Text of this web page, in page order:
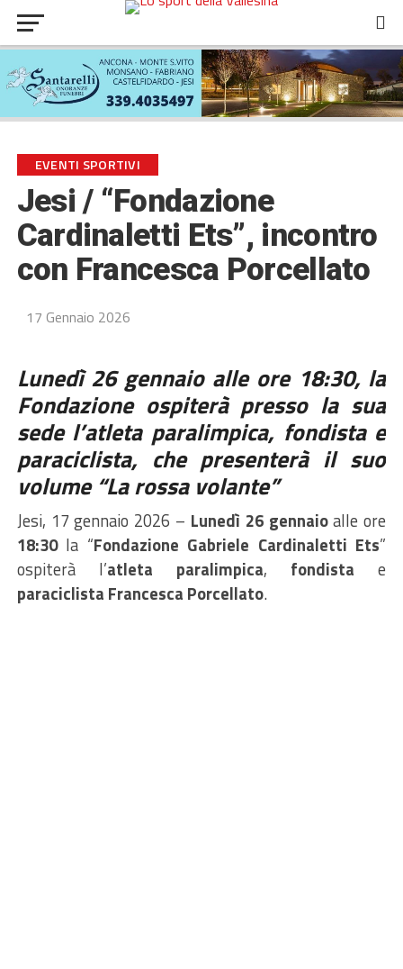
EVENTI SPORTIVI
Jesi / “Fondazione
Cardinaletti Ets”, incontro
con Francesca Porcellato
17 Gennaio 2026
Lunedì 26 gennaio alle ore 18:30, la
Fondazione ospiterà presso la sua
sede l’atleta paralimpica, fondista e
paraciclista, che presenterà il suo
volume “La rossa volante”
Jesi, 17 gennaio 2026 – Lunedì 26 gennaioalle ore
18:30la “Fondazione Gabriele Cardinaletti Ets”
ospiterà l’atleta paralimpica, fondista e
paraciclista Francesca Porcellato.